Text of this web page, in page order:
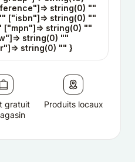
string(0) ""
["isbn"]=> string(0) ""
string(0) ""
string(0) ""
string(0) "" }
gratuit
Produits locaux